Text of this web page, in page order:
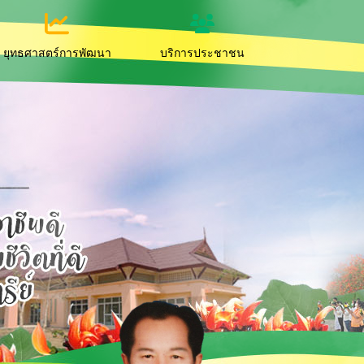
ยุทธศาสตร์การพัฒนา บริการประชาชน